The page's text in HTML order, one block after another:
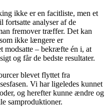
ikke er en facitliste, men et
fortsatte analyser af de
fremover træffer. Det kan
ikke længere er
modsatte – bekræfte én i, at
og får de bedste resultater.
blevet flyttet fra
Vi har ligeledes kunnet
og herefter kunne ændre og
samproduktioner.